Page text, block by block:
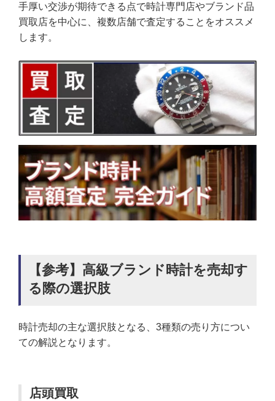
手厚い交渉が期待できる点で時計専門店やブランド品
買取店を中心に、複数店舗で査定することをオススメ
します。
【参考】高級ブランド時計を売却す
る際の選択肢
時計売却の主な選択肢となる、3種類の売り方につい
ての解説となります。
店頭買取